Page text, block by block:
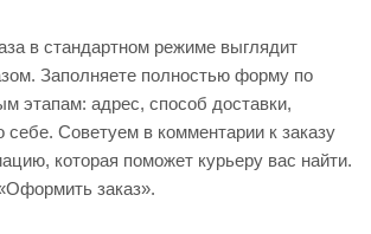
в стандартном режиме выглядит
Заполняете полностью форму по
этапам: адрес, способ доставки,
Советуем в комментарии к заказу
которая поможет курьеру вас найти.
заказ».